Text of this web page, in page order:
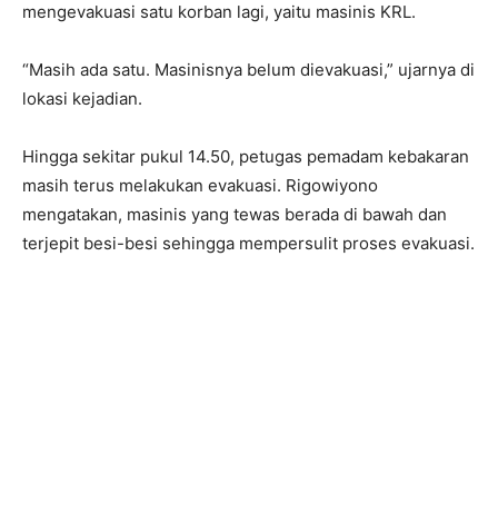
mengevakuasi satu korban lagi, yaitu masinis KRL.
“Masih ada satu. Masinisnya belum dievakuasi,” ujarnya di
lokasi kejadian.
Hingga sekitar pukul 14.50, petugas pemadam kebakaran
masih terus melakukan evakuasi. Rigowiyono
mengatakan, masinis yang tewas berada di bawah dan
terjepit besi-besi sehingga mempersulit proses evakuasi.